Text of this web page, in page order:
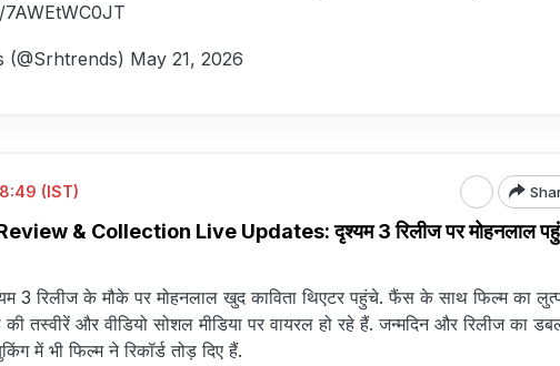
May 21, 2026
(IST)
& Collection Live Updates: दृश्यम 3 रिलीज पर मोहनलाल
3 रिलीज के मौके पर मोहनलाल खुद काविता थिएटर पहुंचे. फैंस के साथ फिल्म का
तस्वीरें और वीडियो सोशल मीडिया पर वायरल हो रहे हैं. जन्मदिन और रिलीज का
में भी फिल्म ने रिकॉर्ड तोड़ दिए हैं.